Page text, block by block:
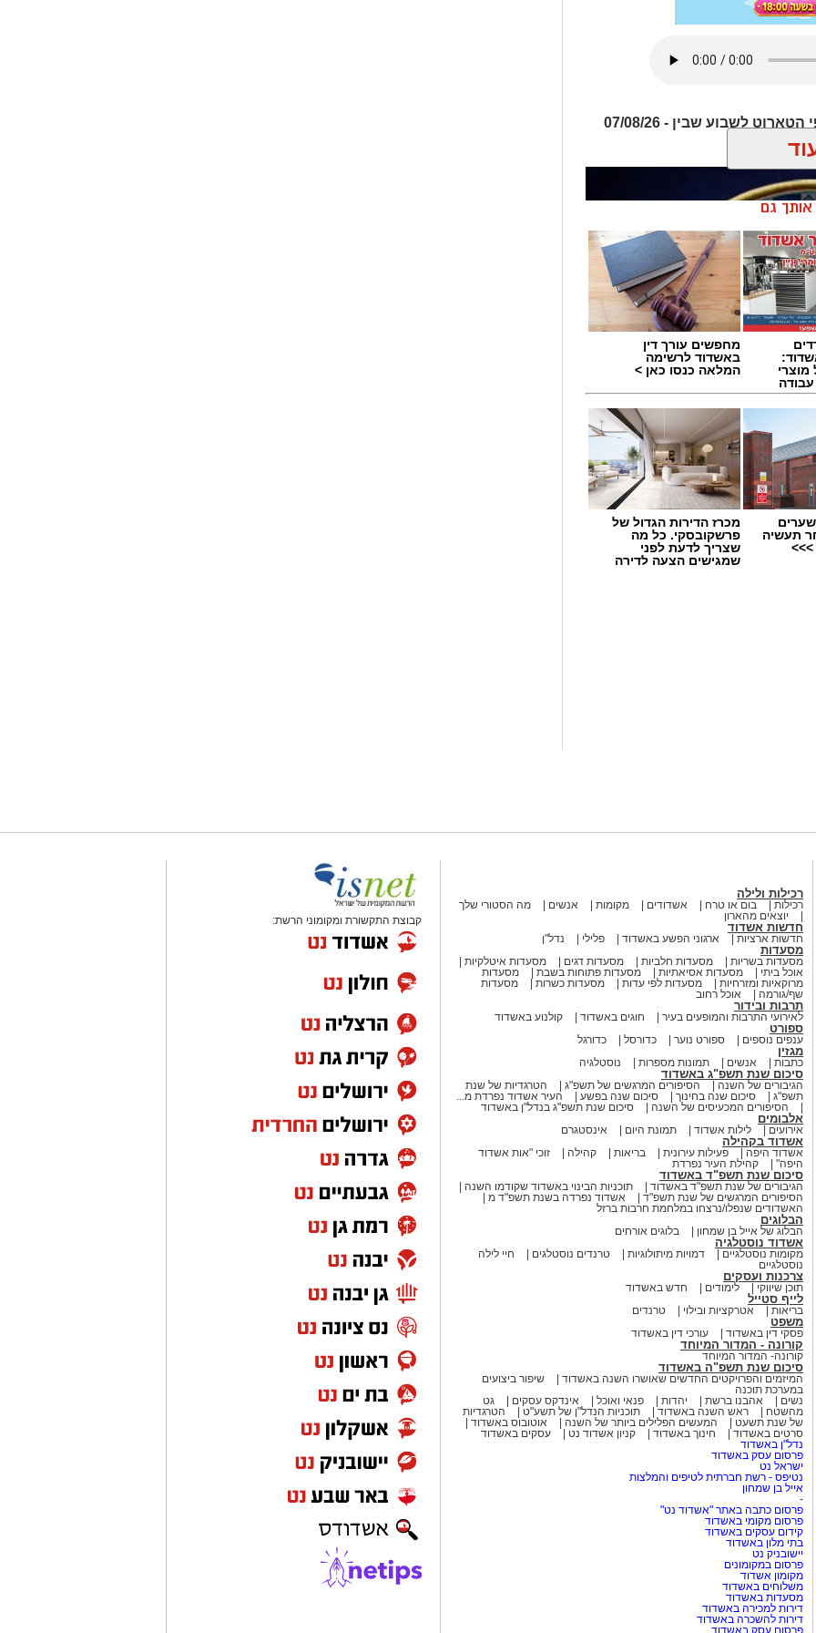
תחזית שבועית על פי התרולוגיה וקלפי הטארוט לשבוע שבין - 07/08/26
כזו או אחרת.
הבית מצריך מכם לחשוב היטב על
עשיית סוף מעשה במחשבה תחילה,
בנייה ולא מתוך כפייה.
לסלוח היא זו שתעצב את
זאת, יוכלו לגלות שצמיחה
שקשורים במעבר דירה ,שינוי או
לאלו שנכנסים לבית חדש או עברו
מקום משנה מזל.
שרשים לעצים. ללא שורשים, עצים
בני-אדם נופלים כשמכים בהם
פרי ואצל רבים מבני מזל שור ניתן
תחושת השלמה עם תהליך כזה או
לבני מזל שור. התחושה הכללית
מכם ישמחו לגלות שיש הפתעות
למשהו, הרשו לעצמכם להאמין
בלתי הגיוני או בלתי אפשרי.
דברים אכן מגיעים אליכם גם
עבודה ניתן לראות שיש אור בקצה
לאלו שפתחו עסק עצמאי
אומנם סנונית אחת לא מבשרת על
ביותר. כמו כן זהו שבוע טוב לחתימה
לעצמאיים שבניכם זהו שבוע
שעד עתה חששתם מלבצע.
לחיזוק ביטחונכם העצמי והרשו
ולהיווצר דווקא מהסביבה
וחברים.
הקיים. לאלו מכם שייקחו יוזמה
צפוי חידוש מרענן... טיול או
להשתטות ולנהוג בחופשיות
אותך גם
עבודה
מחפשים עורך דין
באשדוד לרשימה
המלאה כנסו כאן >
שערים
תעשיה
>>>
מכרז הדירות הגדול של
פרשקובסקי. כל מה
שצריך לדעת לפני
שמגישים הצעה לדירה
רכילות ולילה
רכילות בום או טרח אשדודים מקומות אנשים
מה הסטורי שלך
יוצאים מהארון
חדשות אשדוד
חדשות ארציות ארגוני הפשע באשדוד פלילי נדל"ן
מסעדות
מסעדות בשריות מסעדות חלביות מסעדות דגים
מסעדות איטלקיות
אוכל ביתי
מסעדות אסיאתיות מסעדות פתוחות בשבת
מסעדות
מרוקאיות ומזרחיות
מסעדות לפי עדות מסעדות כשרות
מסעדות
שף/גורמה
אוכל רחוב
תרבות ובידור
לאירועי התרבות והמופעים בעיר חוגים באשדוד קולנוע באשדוד
ספורט
ענפים נוספים ספורט נוער כדורסל כדורגל
מגזין
כתבות אנשים תמונות מספרות נוסטלגיה
סיכום שנת תשפ"ג באשדוד
הגיבורים של השנה הסיפורים המרגשים של תשפ"ג
הטרגדיות של שנת
תשפ"ג
סיכום שנה בחינוך סיכום שנה בפשע
העיר אשדוד נפרדת מ...
הסיפורים המכעיסים של השנה
סיכום שנת תשפ"ג בנדל"ן באשדוד
אלבומים
אירועים לילות אשדוד תמונת היום אינסטגרם
אשדוד בקהילה
אשדוד היפה פעילות עירונית בריאות קהילה
זוכי "אות אשדוד
היפה"
קהילת העיר נפרדת
סיכום שנת תשפ"ד באשדוד
הגיבורים של שנת תשפ"ד באשדוד
תוכניות הבינוי באשדוד שקודמו השנה
הסיפורים המרגשים של שנת תשפ"ד
אשדוד נפרדה בשנת תשפ"ד מ
האשדודים שנפלו/נרצחו במלחמת חרבות ברזל
הבלוגים
הבלוג של אייל בן שמחון בלוגים אורחים
אשדוד נוסטלגיה
מקומות נוסטלגיים דמויות מיתולוגיות טרנדים נוסטלגים
חיי לילה
נוסטלגיים
צרכנות ועסקים
תוכן שיווקי לימודים חדש באשדוד
לייף סטייל
בריאות אטרקציות ובילוי טרנדים
משפט
פסקי דין באשדוד עורכי דין באשדוד
קורונה - המדור המיוחד
קורונה- המדור המיוחד
סיכום שנת תשפ"ה באשדוד
המיזמים והפרויקטים החדשים שאושרו השנה באשדוד
שיפור ביצועים
במערכת תוכנה
נשים
אהבנו ברשת יהדות פנאי ואוכל אינדקס עסקים
גט
מהשטח
ראש השנה באשדוד תוכניות הנדל"ן של תשע"ט
הטרגדיות
של שנת תשעט
המעשים הפלילים ביותר של השנה
אוטובוס באשדוד
סרטים באשדוד
חינוך באשדוד קניון אשדוד נט
עסקים באשדוד
נדל"ן באשדוד
פרסום עסק באשדוד
ישראל נט
נטיפס - רשת חברתית לטיפים והמלצות
אייל בן שמחון
-
פרסום כתבה באתר "אשדוד נט"
פרסום מקומי באשדוד
קידום עסקים באשדוד
בתי מלון באשדוד
יישובניק נט
פרסום במקומונים
מקומון אשדוד
משלוחים באשדוד
מסעדות באשדוד
דירות למכירה באשדוד
דירות להשכרה באשדוד
פרסום עסק באשדוד
קבוצת התקשורת ומקומוני הרשת: